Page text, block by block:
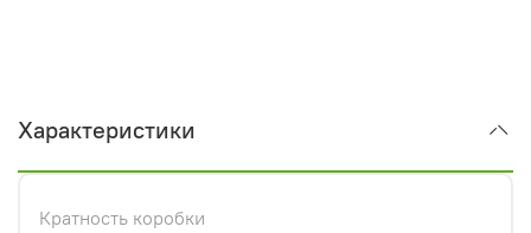
Характеристики
Кратность коробки